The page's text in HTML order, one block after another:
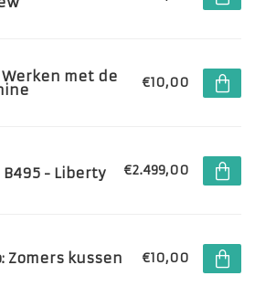
met de €10,00
B495 - Liberty €2.499,00
Zomers kussen €10,00